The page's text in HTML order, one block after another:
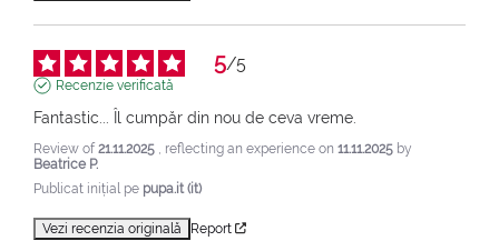
5/5
Recenzie verificată
Fantastic... Îl cumpăr din nou de ceva vreme.
Review of21.11.2025 , reflecting an experience on 11.11.2025 by
Beatrice P.
Publicat inițial pe pupa.it (it)
Vezi recenzia originală Report